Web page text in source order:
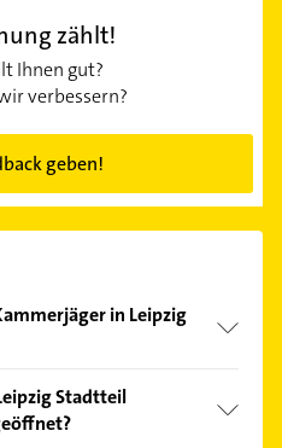
zählt!
Ihnen gut?
verbessern?
geben!
in Leipzig
Sie von den
können Sie sich
Stadtteil